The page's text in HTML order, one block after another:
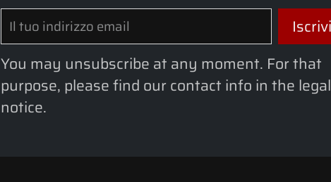
You may unsubscribe at any moment. For that
purpose, please find our contact info in the legal
notice.